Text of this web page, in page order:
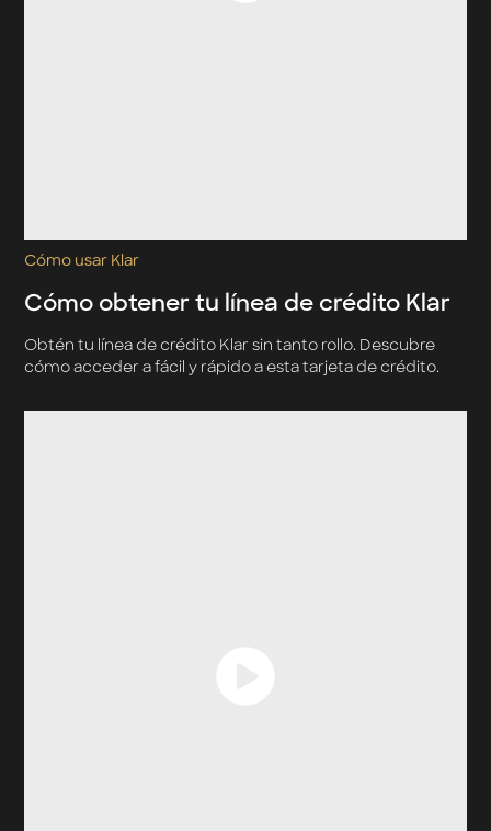
Cómo usar Klar
Cómo obtener tu línea de crédito Klar
Obtén tu línea de crédito Klar sin tanto rollo. Descubre
cómo acceder a fácil y rápido a esta tarjeta de crédito.